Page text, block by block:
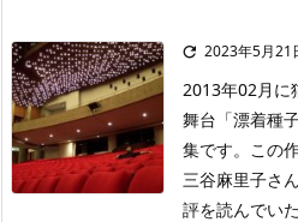
 2023年5月21
2013年02月に
舞台「漂着種
集です。この
三谷麻里子さ
評を読んでい